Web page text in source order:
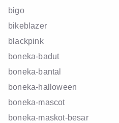
bigo
bikeblazer
blackpink
boneka-badut
boneka-bantal
boneka-halloween
boneka-mascot
boneka-maskot-besar